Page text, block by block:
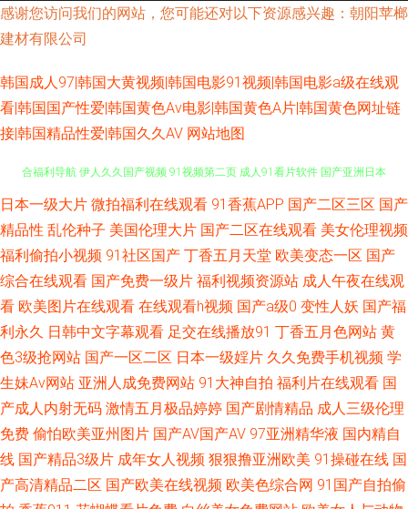
感谢您访问我们的网站，您可能还对以下资源感兴趣：朝阳苹榔
建材有限公司
韩国成人97|韩国大黄视频|韩国电影91视频|韩国电影a级在线观
看|韩国国产性爱|韩国黄色Av电影|韩国黄色A片|韩国黄色网址链
接|韩国精品性爱|韩国久久AV 网站地图
在线夜间视频91 老司机91在线 AV午夜迷奸 久草热久久 欧洲亚洲自拍 色综
合福利导航 伊人久久国产视频 91视频第二页 成人91看片软件 国产亚洲日本
欧美性爰aa 午夜影院9970 91在线观看高清 福利午夜天堂 美女天天干 人妻
91—爱爱 大香蕉91伊人 另类综合欧洲激情 日本道a不卡 在线播放传媒视频
ts天堂国产 国产不卡二区 九一免费观看 青青草超碰 天堂激情 伊人青青草视
频 肏屄爽片 国产黄色网 久久伊人色 日韩在线色网 91V视频高跟 操碰在线 国
产久草香蕉 欧美人操 丝袜91视频 亚洲欧洲日本无码 www精品久久 九一看
日本一级大片 微拍福利在线观看 91香蕉APP 国产二区三区 国产
精品性 乱伦种子 美国伦理大片 国产二区在线观看 美女伦理视频
福利偷拍小视频 91社区国产 丁香五月天堂 欧美变态一区 国产
综合在线观看 国产免费一级片 福利视频资源站 成人午夜在线观
看 欧美图片在线观看 在线观看h视频 国产a级0 变性人妖 国产福
利永久 日韩中文字幕观看 足交在线播放91 丁香五月色网站 黄
色3级抢网站 国产一区二区 日本一级婬片 久久免费手机视频 学
生妹Av网站 亚洲人成免费网站 91大神自拍 福利片在线观看 国
产成人内射无码 激情五月极品婷婷 国产剧情精品 成人三级伦理
免费 偷怕欧美亚州图片 国产AV国产AV 97亚洲精华液 国内精自
线 国产精品3级片 成年女人视频 狠狠撸亚洲欧美 91操碰在线 国
产高清精品二区 国产欧美在线视频 欧美色综合网 91国产自拍偷